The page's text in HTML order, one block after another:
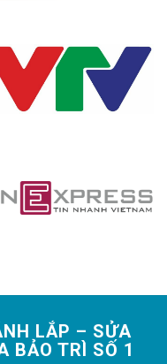
LẮP – SỬA
BẢO TRÌ SỐ 1